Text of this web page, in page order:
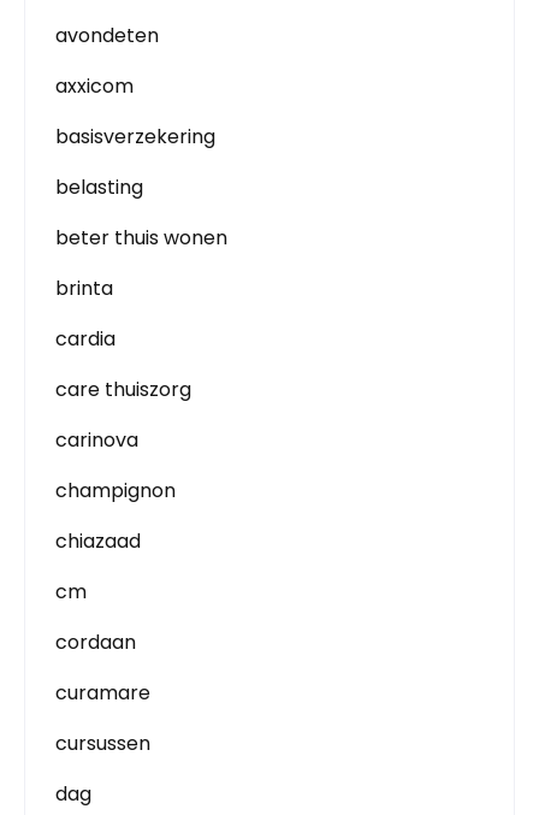
avondeten
axxicom
basisverzekering
belasting
beter thuis wonen
brinta
cardia
care thuiszorg
carinova
champignon
chiazaad
cm
cordaan
curamare
cursussen
dag